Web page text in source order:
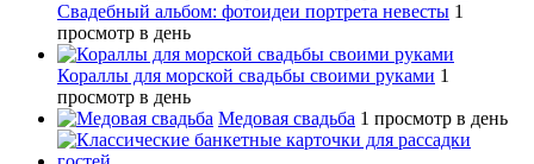
Свадебный альбом: фотоидеи портрета невесты 1
просмотр в день
Кораллы для морской свадьбы своими руками 1
просмотр в день
Медовая свадьба 1 просмотр в день